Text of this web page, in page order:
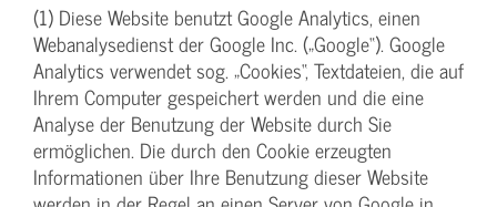
(1) Diese Website benutzt Google Analytics, einen
Webanalysedienst der Google Inc. („Google“). Google
Analytics verwendet sog. „Cookies“, Textdateien, die auf
Ihrem Computer gespeichert werden und die eine
Analyse der Benutzung der Website durch Sie
ermöglichen. Die durch den Cookie erzeugten
Informationen über Ihre Benutzung dieser Website